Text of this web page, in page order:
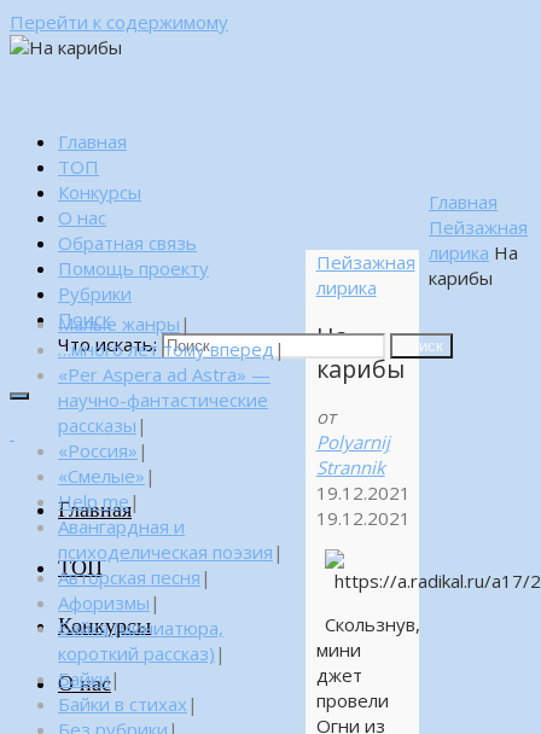
Перейти к содержимому
Главная
ТОП
Конкурсы
О нас
Обратная связь
Помощь проекту
Рубрики
Поиск
Что искать:
Поиск
Главная
ТОП
Конкурсы
О нас
Главная
Пейзажная
лирика На
карибы
Пейзажная
лирика
На
карибы
от
Polyarnij
Strannik
19.12.2021
19.12.2021
Скользнув,
мини
джет
провели
Огни из
Малые жанры |
…много лет тому вперед |
«Per Aspera ad Astra» —
научно-фантастические
рассказы |
«Россия» |
«Смелые» |
Help me|
Авангардная и
психоделическая поэзия |
Авторская песня |
Афоризмы |
Байка (миниатюра,
короткий рассказ) |
Байки|
Байки в стихах |
Без рубрики |